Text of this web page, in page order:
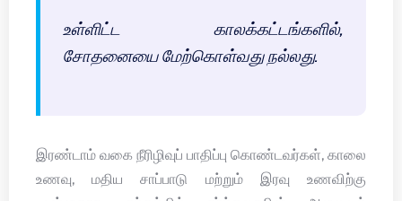
உள்ளிட்ட காலக்கட்டங்களில்,
சோதனையை மேற்கொள்வது நல்லது.
இரண்டாம் வகை நீரிழிவுப் பாதிப்பு கொண்டவர்கள், காலை
உணவு, மதிய சாப்பாடு மற்றும் இரவு உணவிற்கு